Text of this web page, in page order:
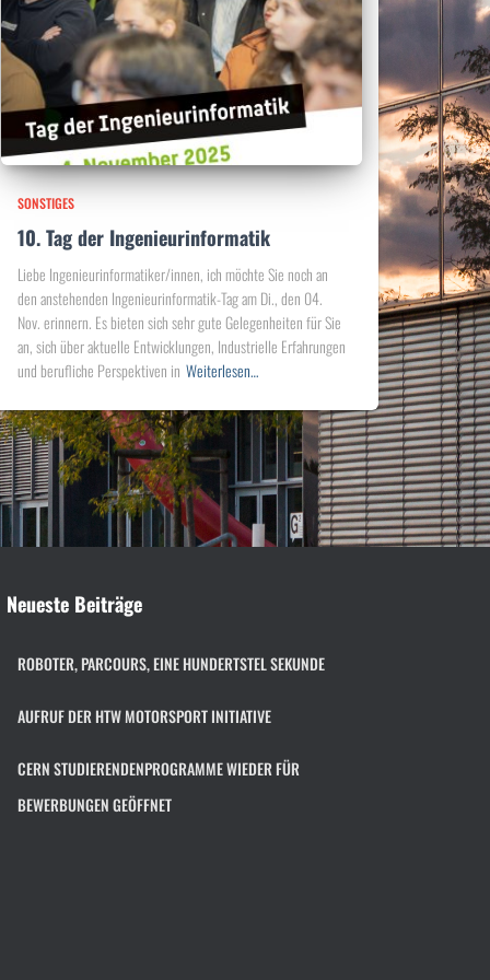
SONSTIGES
10. Tag der Ingenieurinformatik
Liebe Ingenieurinformatiker/innen, ich möchte Sie noch an
den anstehenden Ingenieurinformatik-Tag am Di., den 04.
Nov. erinnern. Es bieten sich sehr gute Gelegenheiten für Sie
an, sich über aktuelle Entwicklungen, Industrielle Erfahrungen
und berufliche Perspektiven in Weiterlesen…
Neueste Beiträge
ROBOTER, PARCOURS, EINE HUNDERTSTEL SEKUNDE
AUFRUF DER HTW MOTORSPORT INITIATIVE
CERN STUDIERENDENPROGRAMME WIEDER FÜR
BEWERBUNGEN GEÖFFNET